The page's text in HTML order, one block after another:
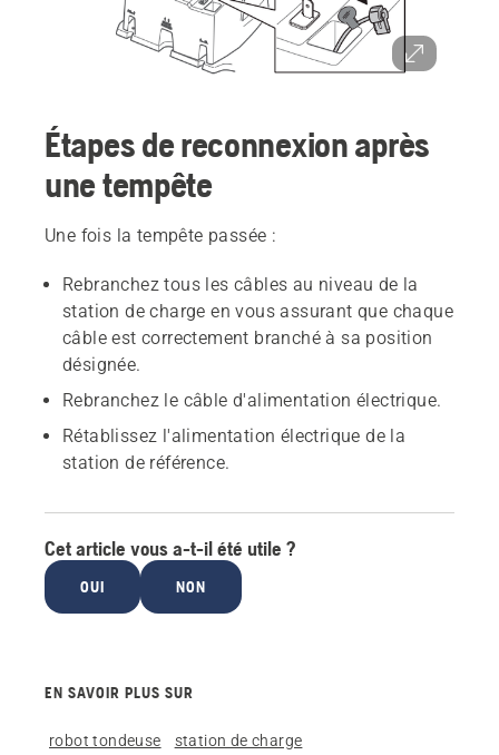
Étapes de reconnexion après
une tempête
Une fois la tempête passée :
Rebranchez tous les câbles au niveau de la
station de charge en vous assurant que chaque
câble est correctement branché à sa position
désignée.
Rebranchez le câble d'alimentation électrique.
Rétablissez l'alimentation électrique de la
station de référence.
Cet article vous a-t-il été utile ?
OUI NON
EN SAVOIR PLUS SUR
robot tondeuse station de charge